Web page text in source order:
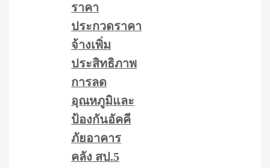
ราคา
ประกวดราคา
จ้างเพิ่ม
ประสิทธิภาพ
การลด
อุณหภูมิและ
ป้องกันอัคคี
ภัยอาคาร
คลัง สป.5